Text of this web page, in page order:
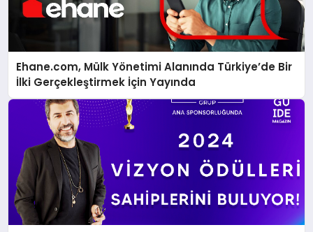
Ehane.com, Mülk Yönetimi Alanında Türkiye’de Bir
İlki Gerçekleştirmek İçin Yayında